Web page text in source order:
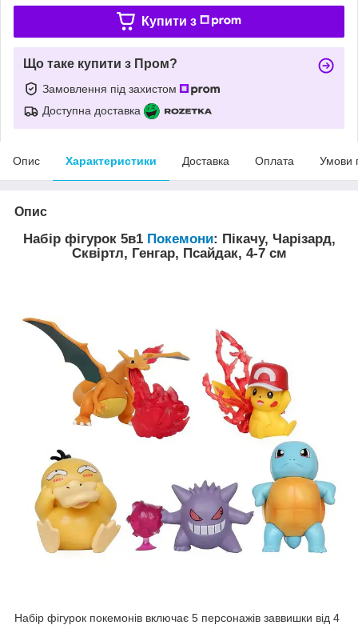
Купити з
Що таке купити з Пром?
Замовлення під захистом
Доступна доставка
Опис Характеристики Доставка Оплата Умови
Опис
Набір фігурок 5в1 Покемони: Пікачу, Чарізард,
Сквіртл, Генгар, Псайдак, 4-7 см
Набір фігурок покемонів включає 5 персонажів заввишки від 4